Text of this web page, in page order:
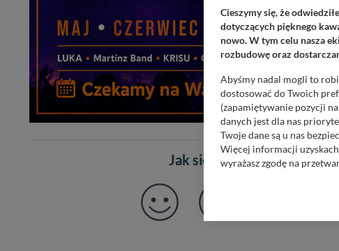
Jak się czujesz po
Cieszymy się, że
dotyczących pięknego
nowo. W tym celu nasza
rozbudowę oraz
Abyśmy nadal mogli to
dostosować do Twoich
(zapamiętywanie pozycji
danych jest dla nas
Twoje dane są u nas
Więcej informacji uzyskach
wyrażasz zgodę na
Wyjątkiem jest sytuacja,